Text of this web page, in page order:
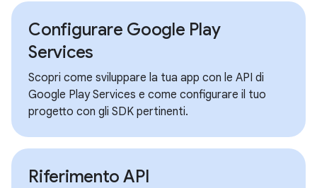
Configurare Google Play
Services
Scopri come sviluppare la tua app con le API di
Google Play Services e come configurare il tuo
progetto con gli SDK pertinenti.
Riferimento API